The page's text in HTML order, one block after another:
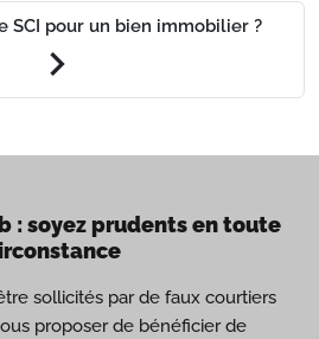
SCI pour un bien immobilier ?
chevron_right
: soyez prudents en toute
sollicités par de faux courtiers
proposer de bénéficier de